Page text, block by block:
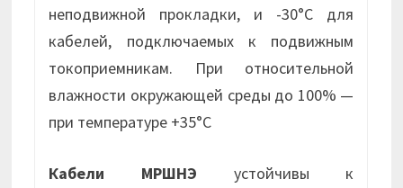
неподвижной прокладки, и -30°С для
кабелей, подключаемых к подвижным
токоприемникам. При относительной
влажности окружающей среды до 100% —
при температуре +35°С
Кабели МРШНЭ устойчивы к